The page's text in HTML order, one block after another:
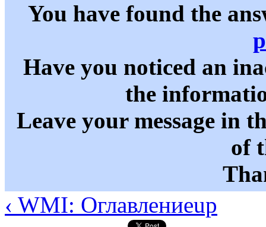
You have found the
Have you noticed an
the
Leave your message in
of
‹ WMI: Оглавлениеup